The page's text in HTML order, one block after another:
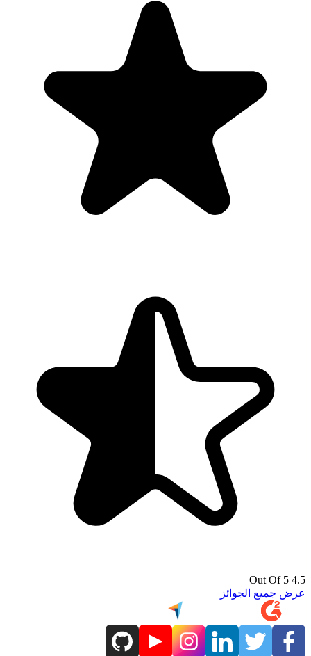
4.5 Out Of 5
عرض جميع الجوائز